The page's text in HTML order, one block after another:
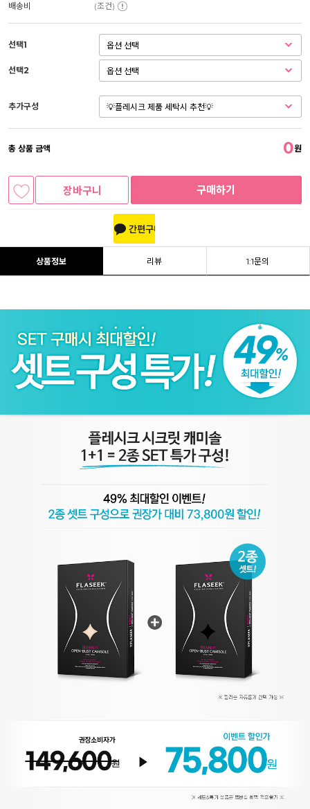
배송비 (조건)
선택1
선택2
추가구성
총 상품 금액 0원
장바구니 구매하기
상품정보 리뷰 1:1문의